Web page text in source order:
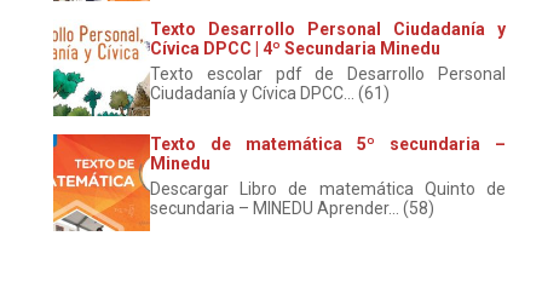
Texto Desarrollo Personal Ciudadanía y
Cívica DPCC | 4º Secundaria Minedu
Texto escolar pdf de Desarrollo Personal
Ciudadanía y Cívica DPCC... (61)
Texto de matemática 5º secundaria –
Minedu
Descargar Libro de matemática Quinto de
secundaria – MINEDU Aprender... (58)